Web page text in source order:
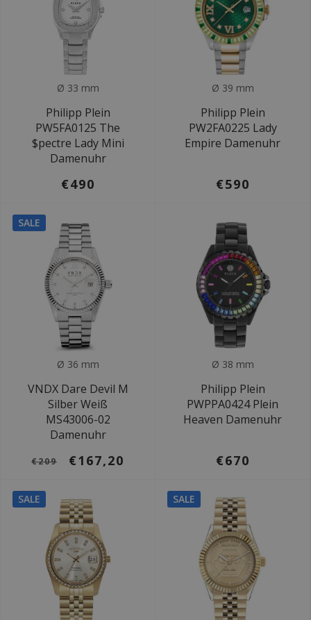
Ø 33 mm
Philipp Plein
PW5FA0125 The
$pectre Lady Mini
Damenuhr
€490
Ø 39 mm
Philipp Plein
PW2FA0225 Lady
Empire Damenuhr
€590
SALE
Ø 36 mm
VNDX Dare Devil M
Silber Weiß
MS43006-02
Damenuhr
€209 €167,20
Ø 38 mm
Philipp Plein
PWPPA0424 Plein
Heaven Damenuhr
€670
SALE SALE